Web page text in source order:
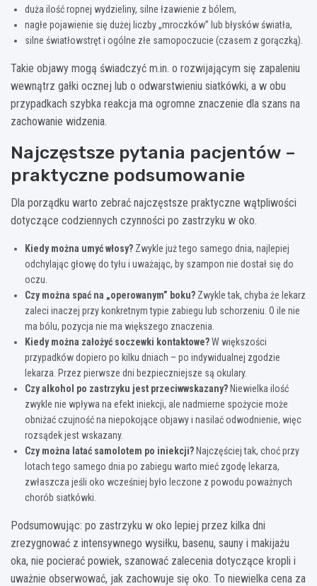
duża ilość ropnej wydzieliny, silne łzawienie z bólem,
nagłe pojawienie się dużej liczby „mroczków” lub błysków światła,
silne światłowstręt i ogólne złe samopoczucie (czasem z gorączką).
Takie objawy mogą świadczyć m.in. o rozwijającym się zapaleniu
wewnątrz gałki ocznej lub o odwarstwieniu siatkówki, a w obu
przypadkach szybka reakcja ma ogromne znaczenie dla szans na
zachowanie widzenia.
Najczęstsze pytania pacjentów –
praktyczne podsumowanie
Dla porządku warto zebrać najczęstsze praktyczne wątpliwości
dotyczące codziennych czynności po zastrzyku w oko.
Kiedy można umyć włosy? Zwykle już tego samego dnia, najlepiej
odchylając głowę do tyłu i uważając, by szampon nie dostał się do
oczu.
Czy można spać na „operowanym” boku? Zwykle tak, chyba że lekarz
zaleci inaczej przy konkretnym typie zabiegu lub schorzeniu. O ile nie
ma bólu, pozycja nie ma większego znaczenia.
Kiedy można założyć soczewki kontaktowe?W większości
przypadków dopiero po kilku dniach – po indywidualnej zgodzie
lekarza. Przez pierwsze dni bezpieczniejsze są okulary.
Czy alkohol po zastrzyku jest przeciwwskazany? Niewielka ilość
zwykle nie wpływa na efekt iniekcji, ale nadmierne spożycie może
obniżać czujność na niepokojące objawy i nasilać odwodnienie, więc
rozsądek jest wskazany.
Czy można latać samolotem po iniekcji? Najczęściej tak, choć przy
lotach tego samego dnia po zabiegu warto mieć zgodę lekarza,
zwłaszcza jeśli oko wcześniej było leczone z powodu poważnych
chorób siatkówki.
Podsumowując: po zastrzyku w oko lepiej przez kilka dni
zrezygnować z intensywnego wysiłku, basenu, sauny i makijażu
oka, nie pocierać powiek, szanować zalecenia dotyczące kropli i
uważnie obserwować, jak zachowuje się oko. To niewielka cena za